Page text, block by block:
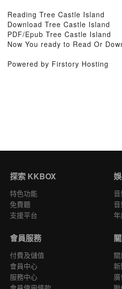
Reading Tree Castle Island
Download Tree Castle Island
PDF/Epub Tree Castle Island
Now You ready to Read Or
Powered by Firstory Hosting
探索 KKBOX
特色功能
免費聽
支援平台
會員服務
付費及儲值
會員中心
服務中心